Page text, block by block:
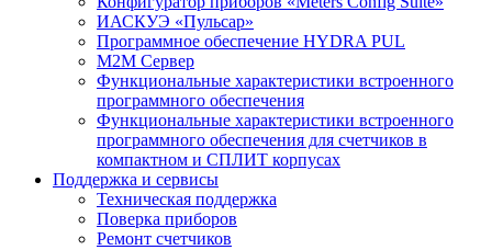
ИАСКУЭ «Пульсар»
Программное обеспечение HYDRA PUL
M2M Сервер
Функциональные характеристики встроенного
программного обеспечения
Функциональные характеристики встроенного
программного обеспечения для счетчиков в
компактном и СПЛИТ корпусах
Поддержка и сервисы
Техническая поддержка
Поверка приборов
Ремонт счетчиков